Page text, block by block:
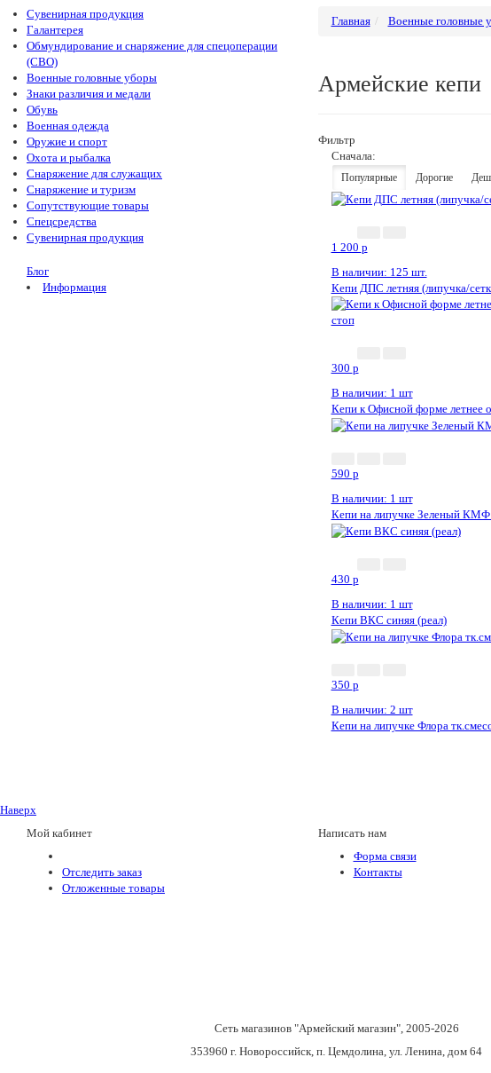
Сувенирная продукция
Галантерея
Обмундирование и снаряжение для спецоперации
(СВО)
Военные головные уборы
Знаки различия и медали
Обувь
Военная одежда
Оружие и спорт
Охота и рыбалка
Снаряжение для служащих
Снаряжение и туризм
Сопутствующие товары
Спецсредства
Сувенирная продукция
Блог
Информация
Главная Военные головные
Армейские кепи
Фильтр
Сначала:
Популярные Дорогие
1 200 p
В наличии: 125 шт.
Кепи ДПС летняя (липучка/
300 p
В наличии: 1 шт
Кепи к Офисной форме летнее
590 p
В наличии: 1 шт
Кепи на липучке Зеленый КМФ
430 p
В наличии: 1 шт
Кепи ВКС синяя (реал)
350 p
В наличии: 2 шт
Кепи на липучке Флора
Наверх
Мой кабинет
Отследить заказ
Отложенные товары
Написать нам
Форма связи
Контакты
Сеть магазинов "Армейский магазин", 2005-2026
353960 г. Новороссийск, п. Цемдолина, ул. Ленина, дом 64